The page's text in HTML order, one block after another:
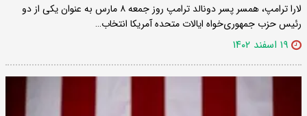
لارا ترامپ، همسر پسر دونالد ترامپ روز جمعه ۸ مارس به عنوان یکی از دو
رئیس حزب جمهوری‌خواه ایالات متحده آمریکا انتخاب…
۱۹ اسفند ۱۴۰۲